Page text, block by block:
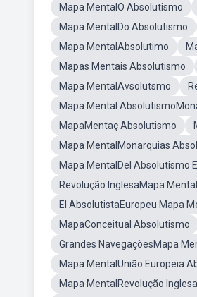
Mapa MentalO Absolutismo
Mapa MentalDo Absolutismo
Mapa MentalAbsolutimo
Mapas Mentais Absolutismo
Mapa MentalAvsolutsmo
Mapa Mental
MapaMentaç Absolutismo
Mapa MentalMonarquias
Mapa MentalDel Absolutismo
Revolução InglesaMapa Mental
El AbsolutistaEuropeu Mapa
MapaConceitual Absolutismo
Grandes NavegaçõesMapa
Mapa MentalUnião Europeia
Mapa MentalRevolução